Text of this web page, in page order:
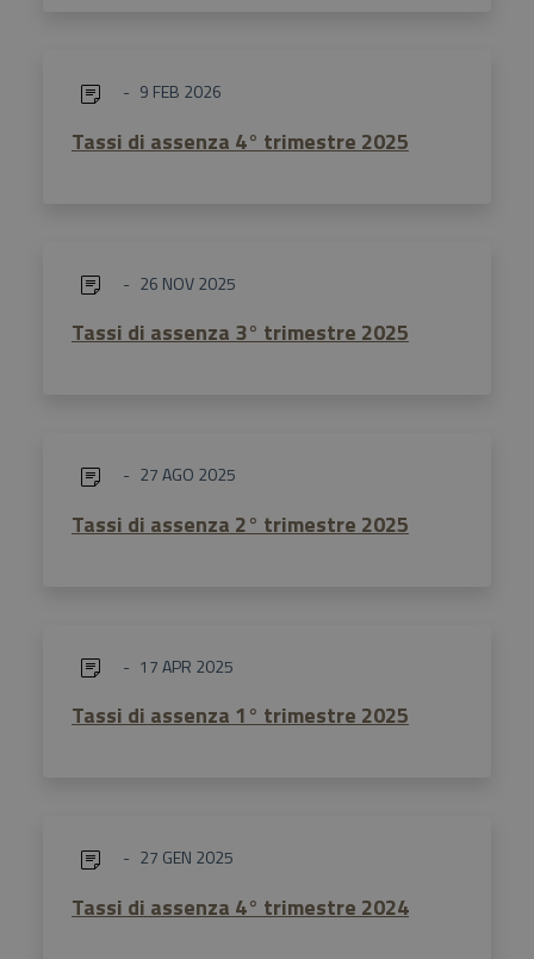
9 FEB 2026
Tassi di assenza 4° trimestre 2025
26 NOV 2025
Tassi di assenza 3° trimestre 2025
27 AGO 2025
Tassi di assenza 2° trimestre 2025
17 APR 2025
Tassi di assenza 1° trimestre 2025
27 GEN 2025
Tassi di assenza 4° trimestre 2024